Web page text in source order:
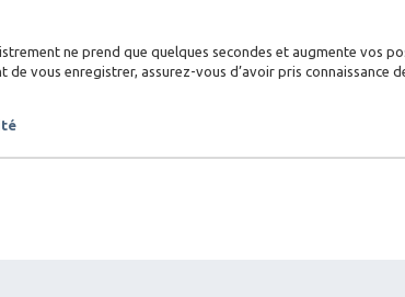
ne prend que quelques secondes et augmente vos
vous enregistrer, assurez-vous d’avoir pris connaissance